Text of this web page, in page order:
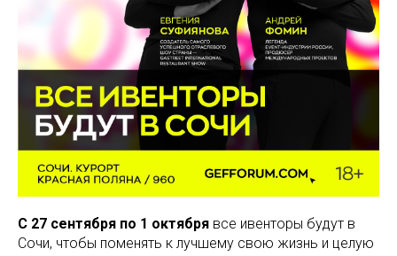
С 27 сентября по 1 октября все ивенторы будут в
Сочи, чтобы поменять к лучшему свою жизнь и целую